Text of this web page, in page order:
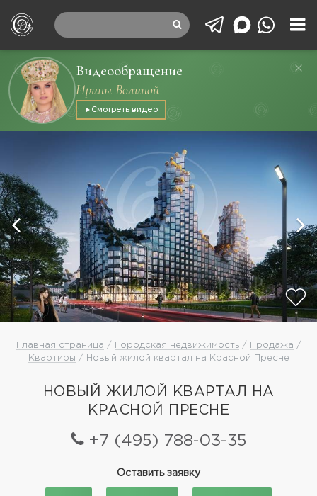
Видеообращение
Ирины Волиной
Смотреть видео
Главная страница / Городская недвижимость/ Продажа /
Квартиры / Новый жилой квартал на Красной Пресне
НОВЫЙ ЖИЛОЙ КВАРТАЛ НА
КРАСНОЙ ПРЕСНЕ
+7 (495) 788-03-35
Оставить заявку